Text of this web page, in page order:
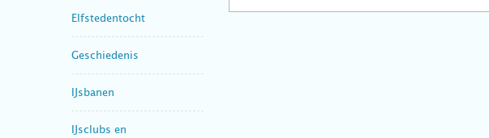
Elfstedentocht
Geschiedenis
IJsbanen
IJsclubs en